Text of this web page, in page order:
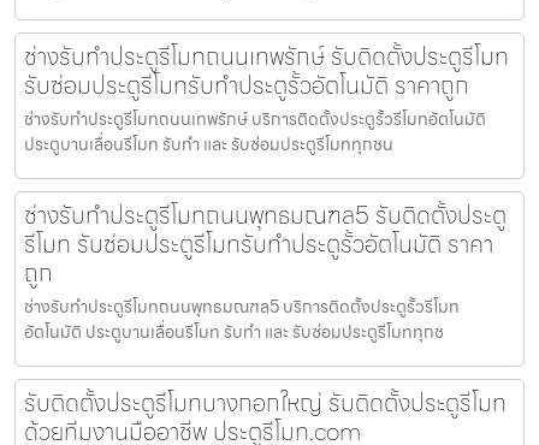
ช่างรับทำประตูรีโมทถนนเทพรักษ์ รับติดตั้งประตูรีโมท
รับซ่อมประตูรีโมทรับทำประตูรั้วอัตโนมัติ ราคาถูก
ช่างรับทำประตูรีโมทถนนเทพรักษ์ บริการติดตั้งประตูรั้วรีโมทอัตโนมัติ
ประตูบานเลื่อนรีโมท รับทำ และ รับซ่อมประตูรีโมททุกชน
ช่างรับทำประตูรีโมทถนนพุทธมณฑล5 รับติดตั้งประตู
รีโมท รับซ่อมประตูรีโมทรับทำประตูรั้วอัตโนมัติ ราคา
ถูก
ช่างรับทำประตูรีโมทถนนพุทธมณฑล5 บริการติดตั้งประตูรั้วรีโมท
อัตโนมัติ ประตูบานเลื่อนรีโมท รับทำ และ รับซ่อมประตูรีโมททุกช
รับติดตั้งประตูรีโมทบางกอกใหญ่ รับติดตั้งประตูรีโมท
ด้วยทีมงานมืออาชีพ ประตูรีโมท.com